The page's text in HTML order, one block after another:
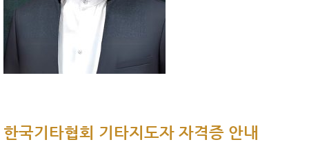
한국기타협회 기타지도자 자격증 안내